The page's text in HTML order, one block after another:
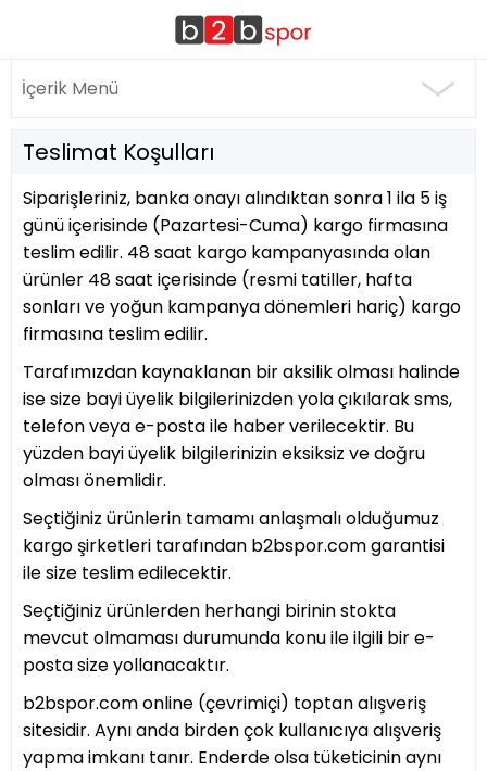
İçerik Menü
Teslimat Koşulları
Siparişleriniz, banka onayı alındıktan sonra 1 ila 5 iş
günü içerisinde (Pazartesi-Cuma) kargo firmasına
teslim edilir. 48 saat kargo kampanyasında olan
ürünler 48 saat içerisinde (resmi tatiller, hafta
sonları ve yoğun kampanya dönemleri hariç) kargo
firmasına teslim edilir.
Tarafımızdan kaynaklanan bir aksilik olması halinde
ise size bayi üyelik bilgilerinizden yola çıkılarak sms,
telefon veya e-posta ile haber verilecektir. Bu
yüzden bayi üyelik bilgilerinizin eksiksiz ve doğru
olması önemlidir.
Seçtiğiniz ürünlerin tamamı anlaşmalı olduğumuz
kargo şirketleri tarafından b2bspor.com garantisi
ile size teslim edilecektir.
Seçtiğiniz ürünlerden herhangi birinin stokta
mevcut olmaması durumunda konu ile ilgili bir e-
posta size yollanacaktır.
b2bspor.com online (çevrimiçi) toptan alışveriş
sitesidir. Aynı anda birden çok kullanıcıya alışveriş
yapma imkanı tanır. Enderde olsa tüketicinin aynı